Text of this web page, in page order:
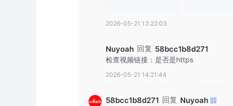
2026-05-21 13:22:03
Nuyoah 回复 58bcc1b8d271
检查视频链接：是否是https
2026-05-21 14:21:44
58bcc1b8d271 回复 Nuyoah